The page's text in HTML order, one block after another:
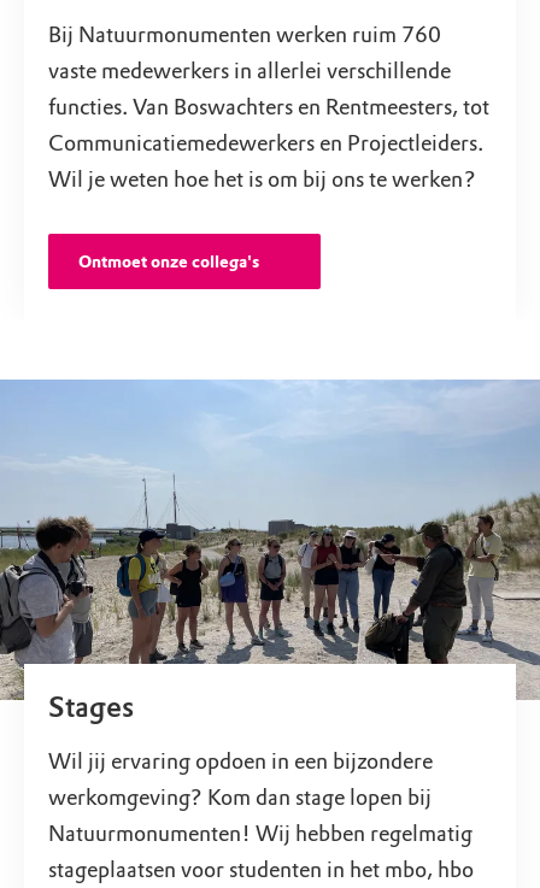
Bij Natuurmonumenten werken ruim 760
vaste medewerkers in allerlei verschillende
functies. Van Boswachters en Rentmeesters, tot
Communicatiemedewerkers en Projectleiders.
Wil je weten hoe het is om bij ons te werken?
Ontmoet onze collega's
Stages
Wil jij ervaring opdoen in een bijzondere
werkomgeving? Kom dan stage lopen bij
Natuurmonumenten! Wij hebben regelmatig
stageplaatsen voor studenten in het mbo, hbo